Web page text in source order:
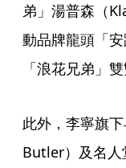
弟」湯普森（
動品牌龍頭「
「浪花兄弟」
此外，李寧旗
Butler）及名人